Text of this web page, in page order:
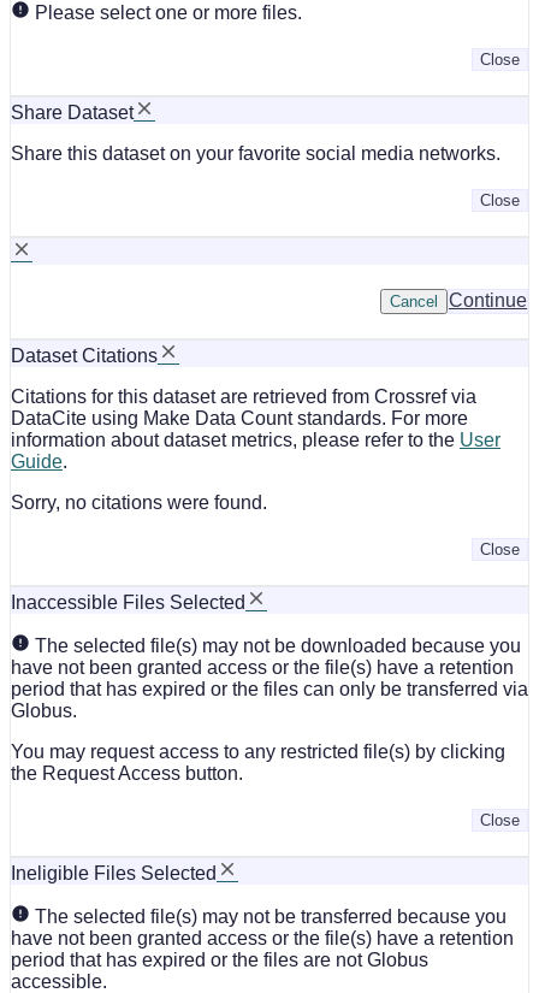
Please select one or more files.
Close
Share Dataset
Share this dataset on your favorite social media networks.
Close
Continue
Cancel
Dataset Citations
Citations for this dataset are retrieved from Crossref via
DataCite using Make Data Count standards. For more
information about dataset metrics, please refer to the User
Guide.
Sorry, no citations were found.
Close
Inaccessible Files Selected
The selected file(s) may not be downloaded because you
have not been granted access or the file(s) have a retention
period that has expired or the files can only be transferred via
Globus.
You may request access to any restricted file(s) by clicking
the Request Access button.
Close
Ineligible Files Selected
The selected file(s) may not be transferred because you
have not been granted access or the file(s) have a retention
period that has expired or the files are not Globus
accessible.